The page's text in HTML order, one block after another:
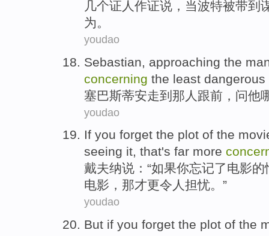
几个证人 作证说， 当波特被带到
为。
youdao
Sebastian , approaching the
concerning the least dangerous
塞巴斯蒂安走到那 人跟前， 问他
youdao
If you forget the plot of the
seeing it, that's far more
戴夫纳说：“如果你忘记了电影的
电影， 那才更令人 担忧。”
youdao
But if you forget the plot of the